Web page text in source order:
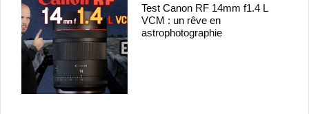
Test Canon RF 14mm f1.4 L
VCM : un rêve en
astrophotographie